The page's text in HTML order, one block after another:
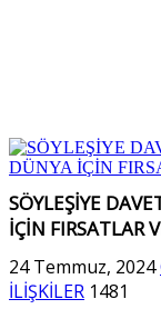
SÖYLEŞİYE
İÇİN FIRSATLAR
24 Temmuz, 2024
İLİŞKİLER 1481